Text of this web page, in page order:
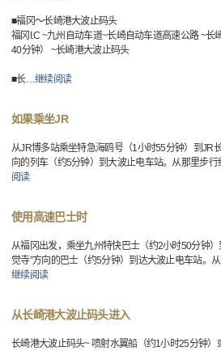
■福冈～长崎港大波止码头
福冈I.C ~九州自动车道~长崎自动车道高速公路 ~长
40分钟） ~长崎港大波止码头
■长…继续阅读
如果乘坐JR
从JR博多站乘坐特急海鸥号（1小时55分钟）到JR
向的列车（约5分钟）到大波止电车站。从那里步
阅读
使用高速巴士时
从福冈出发，乘坐九州特快巴士（约2小时50分钟
觉寺”方向的巴士（约5分钟）到达大波止电车站。
继续阅读
从长崎港大波止码头进入
长崎港大波止码头~ 喷射水翼船（约1小时25分钟